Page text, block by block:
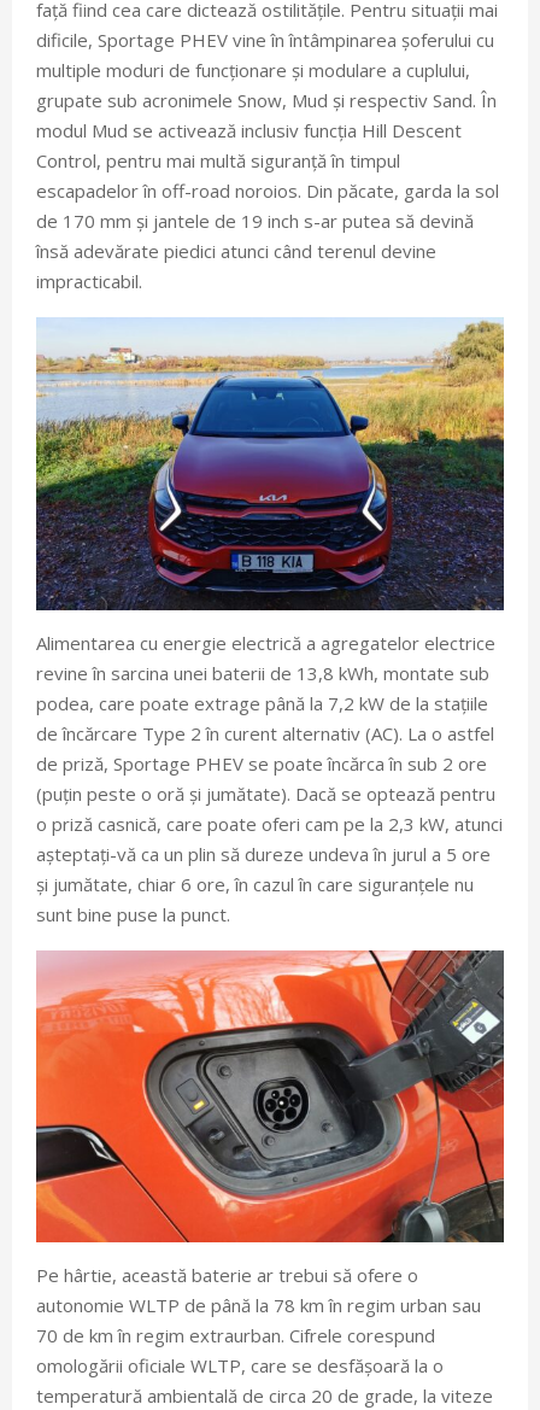
față fiind cea care dictează ostilitățile. Pentru situații mai
dificile, Sportage PHEV vine în întâmpinarea șoferului cu
multiple moduri de funcționare și modulare a cuplului,
grupate sub acronimele Snow, Mud și respectiv Sand. În
modul Mud se activează inclusiv funcția Hill Descent
Control, pentru mai multă siguranță în timpul
escapadelor în off-road noroios. Din păcate, garda la sol
de 170 mm și jantele de 19 inch s-ar putea să devină
însă adevărate piedici atunci când terenul devine
impracticabil.
Alimentarea cu energie electrică a agregatelor electrice
revine în sarcina unei baterii de 13,8 kWh, montate sub
podea, care poate extrage până la 7,2 kW de la stațiile
de încărcare Type 2 în curent alternativ (AC). La o astfel
de priză, Sportage PHEV se poate încărca în sub 2 ore
(puțin peste o oră și jumătate). Dacă se optează pentru
o priză casnică, care poate oferi cam pe la 2,3 kW, atunci
așteptați-vă ca un plin să dureze undeva în jurul a 5 ore
și jumătate, chiar 6 ore, în cazul în care siguranțele nu
sunt bine puse la punct.
Pe hârtie, această baterie ar trebui să ofere o
autonomie WLTP de până la 78 km în regim urban sau
70 de km în regim extraurban. Cifrele corespund
omologării oficiale WLTP, care se desfășoară la o
temperatură ambientală de circa 20 de grade, la viteze